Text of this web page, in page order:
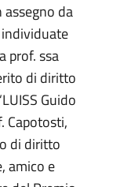
da
prof. ssa
di diritto
Guido
Capotosti,
di diritto
amico e